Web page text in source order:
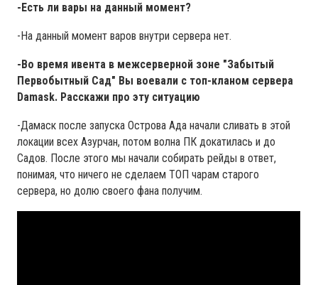
-Есть ли вары на данный момент?
-На данный момент варов внутри сервера нет.
-Во время ивента в межсерверной зоне "Забытый
Первобытный Сад" Вы воевали с топ-кланом сервера
Damask. Расскажи про эту ситуацию
-Дамаск после запуска Острова Ада начали сливать в этой
локации всех Азурчан, потом волна ПК докатилась и до
Садов. После этого мы начали собирать рейды в ответ,
понимая, что ничего не сделаем ТОП чарам старого
сервера, но долю своего фана получим.